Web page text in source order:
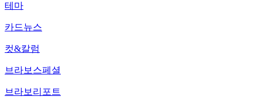
테마
카드뉴스
컷&칼럼
브라보스페셜
브라보리포트